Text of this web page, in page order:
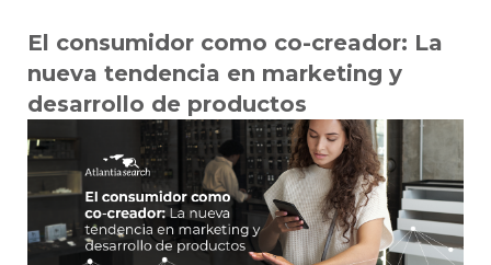
El consumidor como co-creador: La
nueva tendencia en marketing y
desarrollo de productos